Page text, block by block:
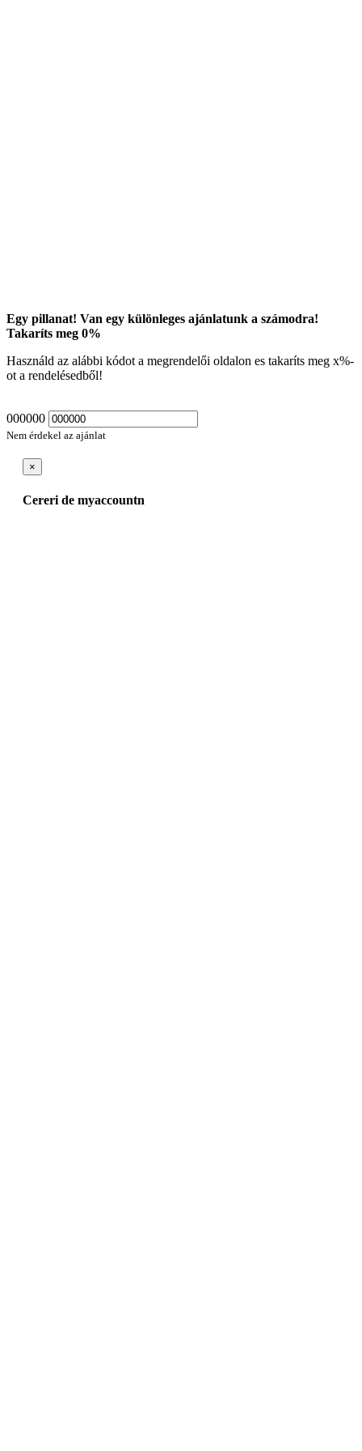
Egy pillanat! Van egy különleges ajánlatunk a számodra!
Takaríts meg 0%
Használd az alábbi kódot a megrendelői oldalon es takaríts meg x%-
ot a rendelésedből!
000000
Nem érdekel az ajánlat
×
Cereri de myaccountn